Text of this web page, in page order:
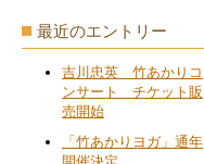
最近のエントリー
吉川忠英 竹あかりコ
ンサート チケット販
売開始
「竹あかりヨガ」通年